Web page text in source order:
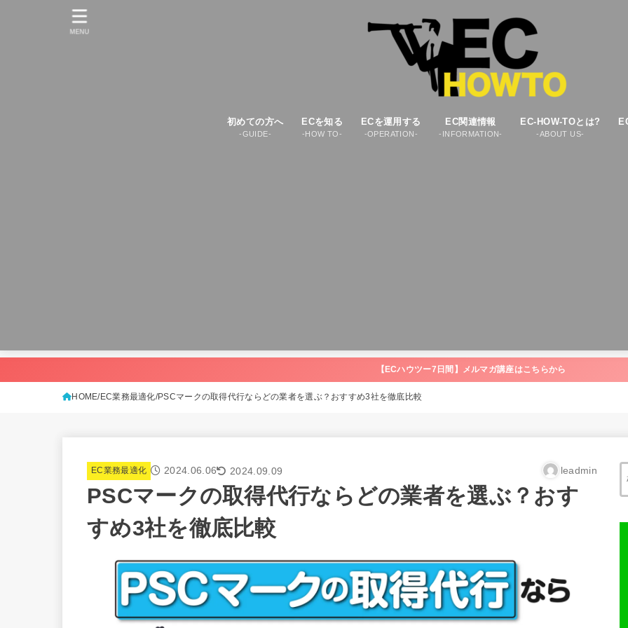
初めての方へ
-GUIDE-
ECを知る
-HOW TO-
ECを運用する
-OPERATION-
EC関連情報
-INFORMATION-
EC-HOW-TOとは?
-ABOUT US-
MENU
【ECハウツー7日間】メルマガ講座はこちらから
HOME EC業務最適化 PSCマークの取得代行ならどの業者を選ぶ？おすすめ3社を徹底比較
EC業務最適化 2024.06.06 2024.09.09 leadmin
PSCマークの取得代行ならどの業者を選ぶ？おす
すめ3社を徹底比較